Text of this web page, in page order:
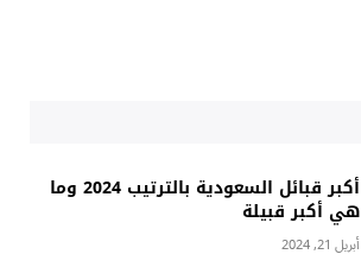
أكبر قبائل السعودية بالترتيب 2024 وما
هي أكبر قبيلة
أبريل 21, 2024